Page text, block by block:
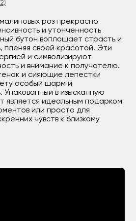
роз прекрасно
и утонченность
бутон воплощает страсть и
пленяя своей красотой. Эти
и символизируют
и внимание к получателю.
и сияющие лепестки
особый шарм и
Упакованный в изысканную
является идеальным подарком
или просто для
чувств к близкому